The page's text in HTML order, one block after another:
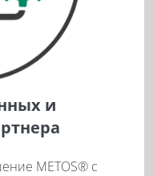
и
METOS® с